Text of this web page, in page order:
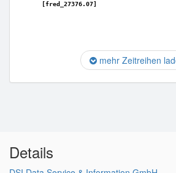
[fred_27376.07]
mehr Zeitreihen
Details